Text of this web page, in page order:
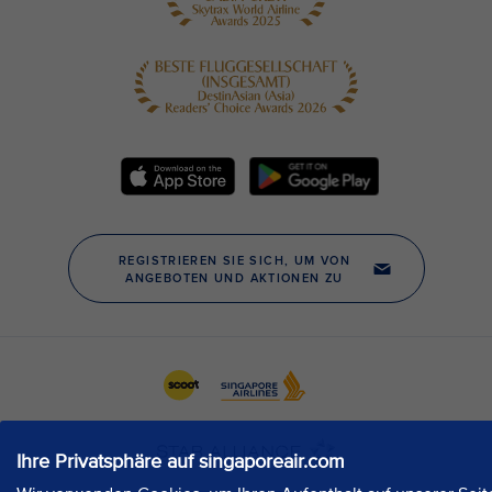
Ihre Privatsphäre auf singaporeair.com